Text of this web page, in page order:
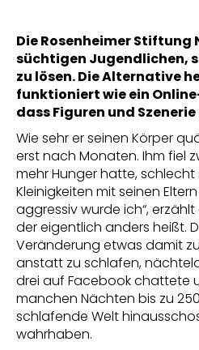
Die Rosenheimer Stiftung
süchtigen Jugendlichen,
zu lösen. Die Alternative
funktioniert wie ein
dass Figuren und
Wie sehr er seinen Körper
erst nach Monaten. Ihm fiel
mehr Hunger hatte,
Kleinigkeiten mit seinen
aggressiv wurde ich“,
der eigentlich anders heißt.
Veränderung etwas damit
anstatt zu schlafen,
drei auf Facebook chattete
manchen Nächten bis zu
schlafende Welt
wahrhaben.